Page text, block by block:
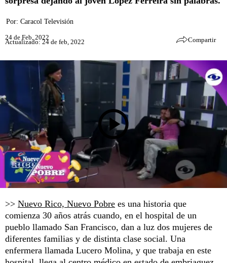
Por: Caracol Televisión
24 de Feb, 2022
Actualizado: 24 de feb, 2022 Compartir
>> Nuevo Rico, Nuevo Pobre es una historia que
comienza 30 años atrás cuando, en el hospital de un
pueblo llamado San Francisco, dan a luz dos mujeres de
diferentes familias y de distinta clase social. Una
enfermera llamada Lucero Molina, y que trabaja en este